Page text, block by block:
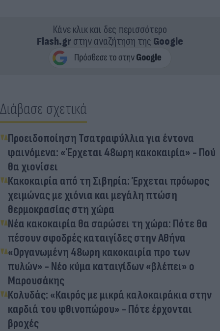
Κάνε κλικ και δες περισσότερο
Flash.grστην αναζήτηση της Google
Διάβασε σχετικά
Προειδοποίηση Τσατραφύλλια για έντονα
φαινόμενα: «Έρχεται 48ωρη κακοκαιρία» - Πού
θα χιονίσει
Κακοκαιρία από τη Σιβηρία: Έρχεται πρόωρος
χειμώνας με χιόνια και μεγάλη πτώση
θερμοκρασίας στη χώρα
Νέα κακοκαιρία θα σαρώσει τη χώρα: Πότε θα
πέσουν σφοδρές καταιγίδες στην Αθήνα
«Οργανωμένη 48ωρη κακοκαιρία προ των
πυλών» - Νέο κύμα καταιγίδων «βλέπει» ο
Μαρουσάκης
Κολυδάς: «Καιρός με μικρά καλοκαιράκια στην
καρδιά του φθινοπώρου» - Πότε έρχονται
βροχές